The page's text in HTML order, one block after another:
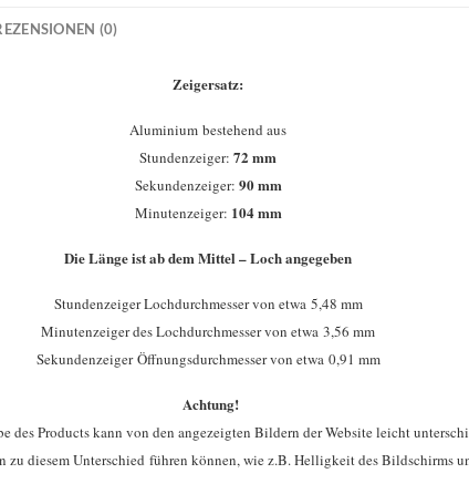
(0)
Zeigersatz:
Aluminium bestehend aus
Stundenzeiger: 72 mm
Sekundenzeiger: 90 mm
Minutenzeiger: 104 mm
Die Länge ist ab dem Mittel – Loch angegeben
Stundenzeiger Lochdurchmesser von etwa 5,48 mm
Minutenzeiger des Lochdurchmesser von etwa 3,56 mm
Sekundenzeiger Öffnungsdurchmesser von etwa 0,91 mm
Achtung!
des Products kann von den angezeigten Bildern der Website leicht
zu diesem Unterschied führen können, wie z.B. Helligkeit des Bildschirms